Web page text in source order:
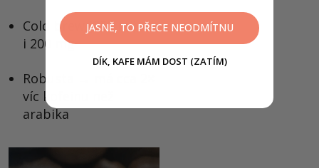
Cold brew (250 ml) →
i 200 mg
Robusta → má cca 2×
víc kofeinu než
arabika
JASNĚ, TO PŘECE NEODMÍTNU
DÍK, KAFE MÁM DOST (ZATÍM)